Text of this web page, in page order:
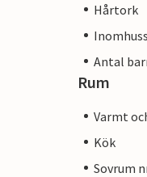
Hårtork
Antal
Rum
Varmt
Kök
Sovrum